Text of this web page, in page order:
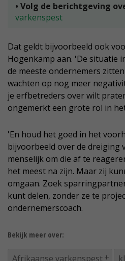
• Volg de berichtgeving
varkenspest
Dat geldt bijvoorbeeld ook
Hogenkamp aan. 'De situatie
de meeste ondernemers
wachten op nog meer
je erfbetreders over wilt
ongemerkt een grote rol in
'En houd het goed in het
bijvoorbeeld over de dreiging
menselijk om die af te
het meest na zijn. Maar zij
omgaan. Zoek
kunt delen, zonder ze te
ondernemerscoach.
Bekijk meer over:
Afrikaanse varkenspest